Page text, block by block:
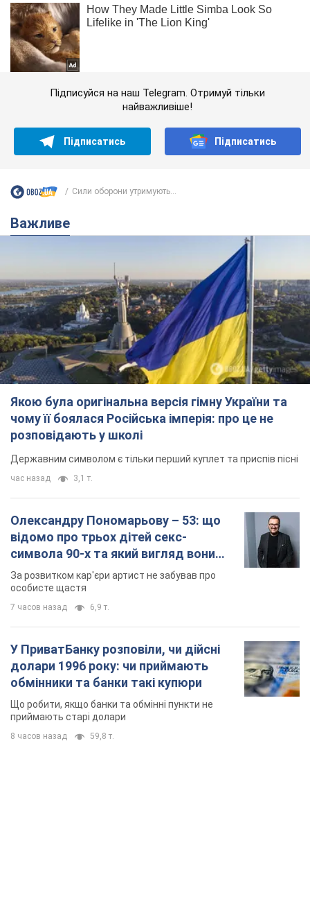
Підписуйся на наш Telegram. Отримуй тільки
найважливіше!
Підписатись Підписатись
Сили оборони утримують...
Важливе
Якою була оригінальна версія гімну України та
чому її боялася Російська імперія: про це не
розповідають у школі
Державним символом є тільки перший куплет та приспів пісні
час назад 3,1 т.
Олександру Пономарьову – 53: що
відомо про трьох дітей секс-
символа 90-х та який вигляд вони
мають
За розвитком кар'єри артист не забував про
особисте щастя
7 часов назад 6,9 т.
У ПриватБанку розповіли, чи дійсні
долари 1996 року: чи приймають
обмінники та банки такі купюри
Що робити, якщо банки та обмінні пункти не
приймають старі долари
8 часов назад 59,8 т.